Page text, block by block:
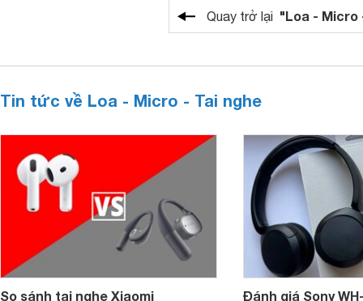
Quay trở lại "Loa - Micro
Tin tức về Loa - Micro - Tai nghe
So sánh tai nghe Xiaomi
Đánh giá Sony